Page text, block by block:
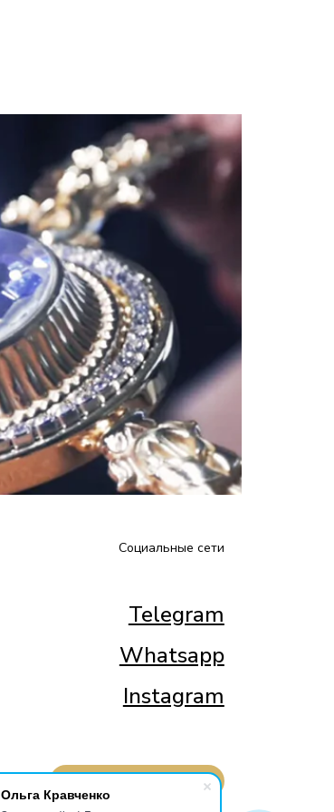
Ольга Кравченко
Социальные сети
Telegram
Whatsapp
Instagram
ОБРАТНЫЙ ЗВОНОК